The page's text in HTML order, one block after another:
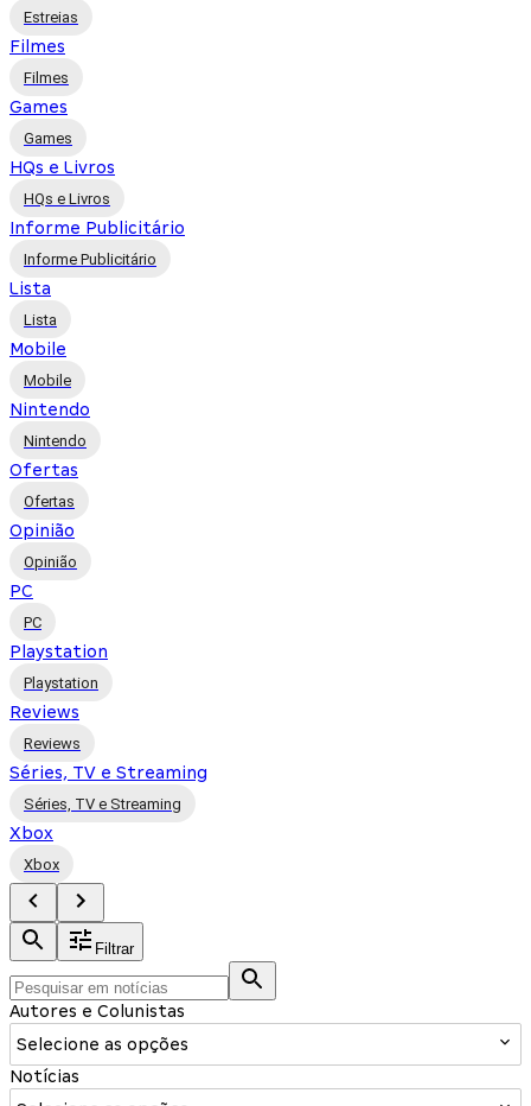
Estreias
Filmes
Filmes
Games
Games
HQs e Livros
HQs e Livros
Informe Publicitário
Informe Publicitário
Lista
Lista
Mobile
Mobile
Nintendo
Nintendo
Ofertas
Ofertas
Opinião
Opinião
PC
PC
Playstation
Playstation
Reviews
Reviews
Séries, TV e Streaming
Séries, TV e Streaming
Xbox
Xbox
Filtrar
Autores e Colunistas
Selecione as opções
Notícias